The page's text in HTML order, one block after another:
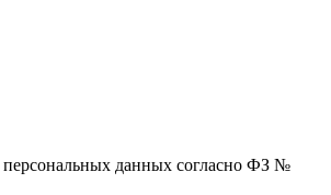
персональных данных согласно ФЗ №